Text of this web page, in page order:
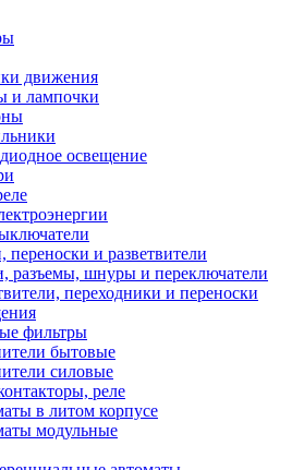
движения
и лампочки
освещение
переноски и разветвители
разъемы, шнуры и переключатели
переходники и переноски
фильтры
бытовые
силовые
реле
в литом корпусе
модульные